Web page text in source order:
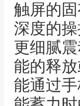
触屏的
深度的
更细腻
能的释
能通过